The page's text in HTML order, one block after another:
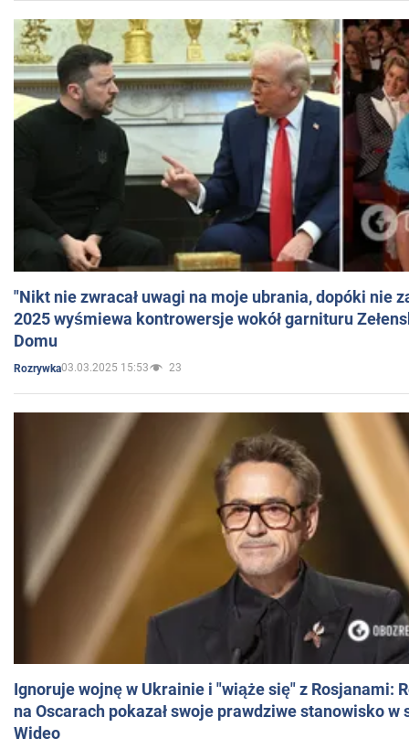
"Nikt nie zwracał uwagi na moje ubrania, dopóki nie
2025 wyśmiewa kontrowersje wokół garnituru
Domu
Rozrywka03.03.2025 15:53 23
Ignoruje wojnę w Ukrainie i "wiąże się" z Rosjanami:
na Oscarach pokazał swoje prawdziwe stanowisko w
Wideo